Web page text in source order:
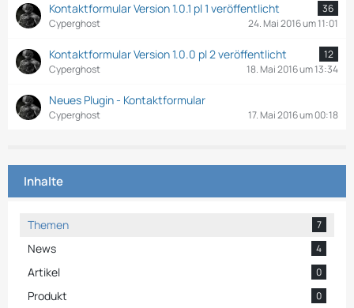
Kontaktformular Version 1.0.1 pl 1 veröffentlicht
36
Cyperghost
24. Mai 2016 um 11:01
Kontaktformular Version 1.0.0 pl 2 veröffentlicht
12
Cyperghost
18. Mai 2016 um 13:34
Neues Plugin - Kontaktformular
Cyperghost 17. Mai 2016 um 00:18
Inhalte
Themen 7
News 4
Artikel 0
Produkt 0